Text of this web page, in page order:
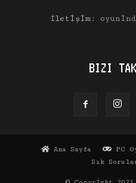
İletişim:
BIZI
Ana Sayfa PC
Sık